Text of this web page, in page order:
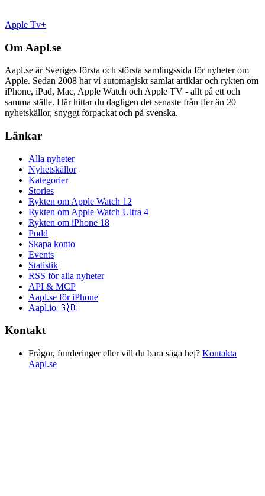
Apple Tv+
Om Aapl.se
Aapl.se är Sveriges första och största samlingssida för nyheter om
Apple. Sedan 2008 har vi automagiskt samlat artiklar och rykten om
iPhone, iPad, Mac, Apple Watch och Apple TV - allt på ett och
samma ställe. Här hittar du dagligen det senaste från fler än 20
nyhetskällor, snyggt förpackat och på svenska.
Länkar
Alla nyheter
Nyhetskällor
Kategorier
Stories
Rykten om Apple Watch 12
Rykten om Apple Watch Ultra 4
Rykten om iPhone 18
Podd
Skapa konto
Events
Statistik
RSS för alla nyheter
API & MCP
Aapl.se för iPhone
Aapl.io 🇬🇧
Kontakt
Frågor, funderinger eller vill du bara säga hej? Kontakta
Aapl.se